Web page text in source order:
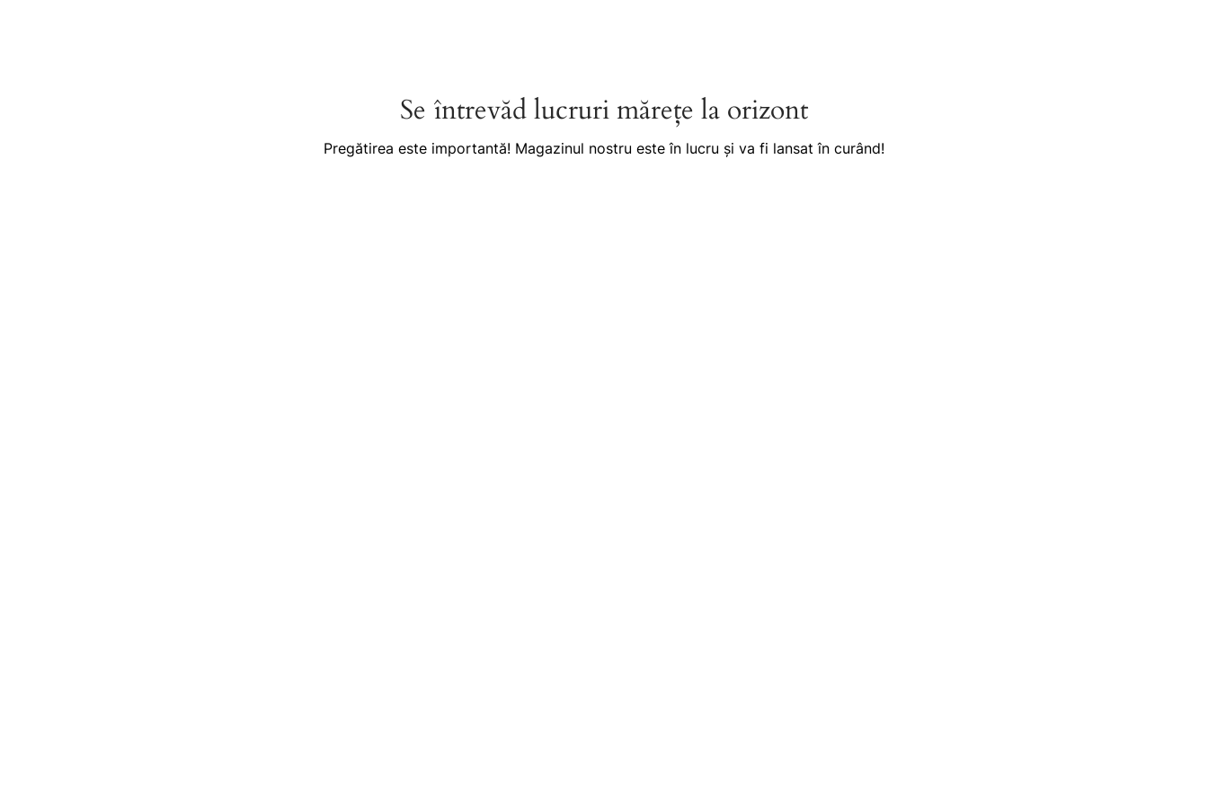
Se întrevăd lucruri mărețe la orizont
Pregătirea este importantă! Magazinul nostru este în lucru și va fi lansat în curând!